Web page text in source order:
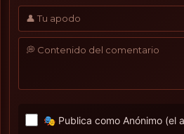
🎭 Publica como Anónimo (el